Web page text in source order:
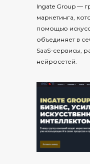
Ingate Group —
маркетинга,
помощью
объединяет в
SaaS-сервисы,
нейросетей.